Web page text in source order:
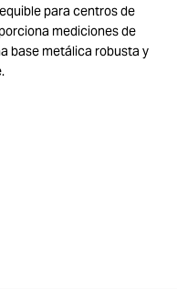
para centros de
mediciones de
base metálica robusta y